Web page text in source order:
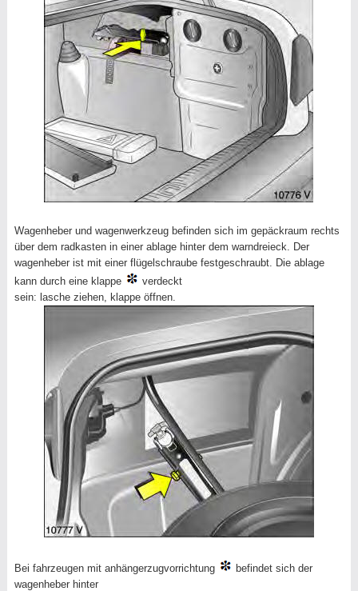
Wagenheber und wagenwerkzeug befinden sich im gepäckraum rechts
über dem radkasten in einer ablage hinter dem warndreieck. Der
wagenheber ist mit einer flügelschraube festgeschraubt. Die ablage
kann durch eine klappe
verdeckt
sein: lasche ziehen, klappe öffnen.
Bei fahrzeugen mit anhängerzugvorrichtung
befindet sich der
wagenheber hinter